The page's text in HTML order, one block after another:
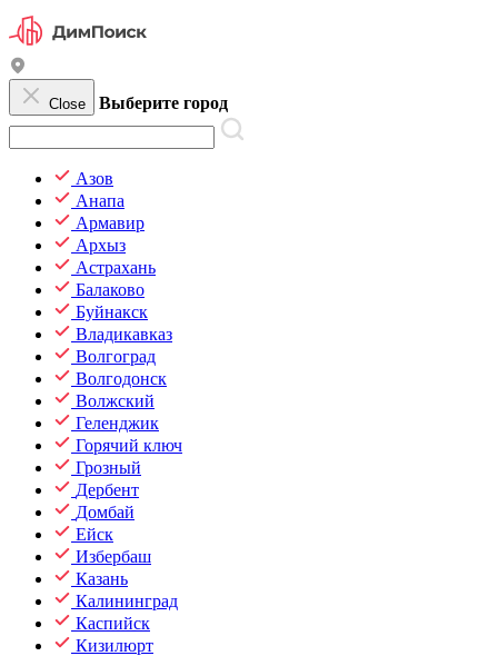
Close Выберите город
Азов
Анапа
Армавир
Архыз
Астрахань
Балаково
Буйнакск
Владикавказ
Волгоград
Волгодонск
Волжский
Геленджик
Горячий ключ
Грозный
Дербент
Домбай
Ейск
Избербаш
Казань
Калининград
Каспийск
Кизилюрт